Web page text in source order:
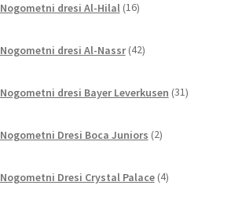
Nogometni dresi Al-Hilal 16izdelkov
Nogometni dresi Al-Nassr 42izdelkov
Nogometni dresi Bayer Leverkusen 31izdelkov
Nogometni Dresi Boca Juniors 2izdelka
Nogometni Dresi Crystal Palace 4izdelki